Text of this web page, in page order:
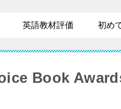
英語教材評価 初め
Book